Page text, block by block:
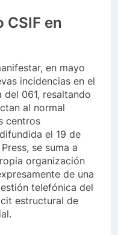
CSIF en
en mayo
incidencias en el
061, resaltando
al normal
centros
el 19 de
se suma a
organización
de una
telefónica del
estructural de